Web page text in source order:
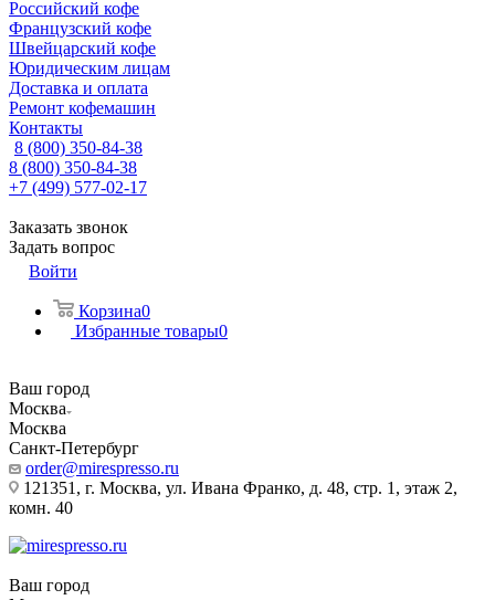
Российский кофе
Французский кофе
Швейцарский кофе
Юридическим лицам
Доставка и оплата
Ремонт кофемашин
Контакты
8 (800) 350-84-38
8 (800) 350-84-38
+7 (499) 577-02-17
Заказать звонок
Задать вопрос
Войти
Корзина0
Избранные товары0
Ваш город
Москва
Москва
Санкт-Петербург
order@mirespresso.ru
121351, г. Москва, ул. Ивана Франко, д. 48, стр. 1, этаж 2,
комн. 40
Ваш город